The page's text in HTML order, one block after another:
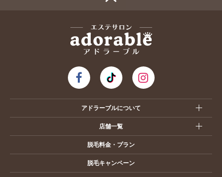
アドラーブルについて
店舗一覧
脱毛料金・プラン
脱毛キャンペーン